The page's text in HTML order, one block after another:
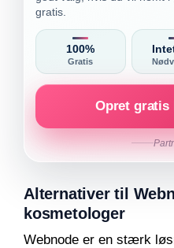
gratis.
100%
Gratis
Opret gratis
Alternativer til
kosmetologer
Webnode er en stærk